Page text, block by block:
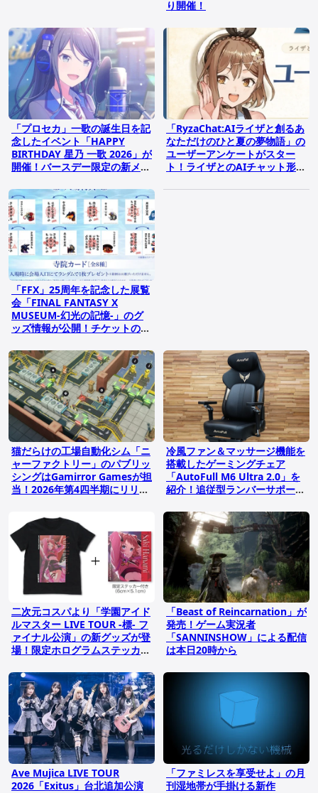
り開催！
「プロセカ」一歌の誕生日を記
念したイベント「HAPPY
BIRTHDAY 星乃 一歌 2026」が
開催！バースデー限定の新メン
「RyzaChat:AIライザと創るあ
なただけのひと夏の夢物語」の
ユーザーアンケートがスター
ト！ライザとのAIチャット形式
「FFX」25周年を記念した展覧
会「FINAL FANTASY X
MUSEUM-幻光の記憶-」のグ
ッズ情報が公開！チケットの販
猫だらけの工場自動化シム「ニ
ャーファクトリー」のパブリッ
シングはGamirror Gamesが担
当！2026年第4四半期にリリー
冷風ファン＆マッサージ機能を
搭載したゲーミングチェア
「AutoFull M6 Ultra 2.0」を
紹介！追従型ランバーサポート
二次元コスパより「学園アイド
ルマスター LIVE TOUR -標- フ
ァイナル公演」の新グッズが登
場！限定ホログラムステッカー
ンナップ
「Beast of Reincarnation」が
発売！ゲーム実況者
「SANNINSHOW」による配信
は本日20時から
Ave Mujica LIVE TOUR
2026「Exitus」台北追加公演
「ファミレスを享受せよ」の月
刊湿地帯が手掛ける新作